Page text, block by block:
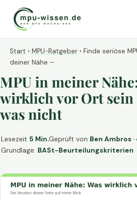
Start › MPU-Ratgeber › Finde seriöse
deiner Nähe –
MPU in meiner
wirklich vor Ort sein
was nicht
Lesezeit 5 Min.Geprüft von Ben Ambros
Grundlage: BASt-Beurteilungskriterien